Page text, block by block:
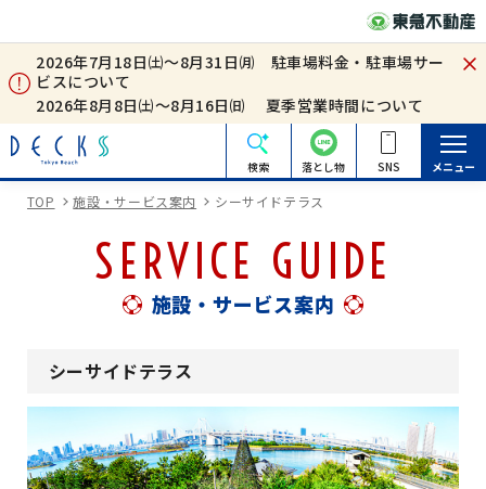
2026年7月18日㈯～8月31日㈪ 駐車場料金・駐車場サー
ビスについて
2026年8月8日㈯～8月16日㈰ 夏季営業時間について
検索 落とし物 SNS メニュー
TOP 施設・サービス案内 シーサイドテラス
SERVICE GUIDE
施設・サービス案内
シーサイドテラス